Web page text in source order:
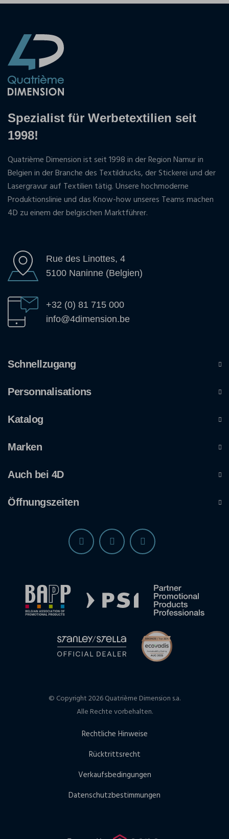
Spezialist für Werbetextilien seit
1998!
Quatrième Dimension ist seit 1998 in der Region Namur in
Belgien in der Branche des Textildrucks, der Stickerei und der
Lasergravur auf Textilien tätig. Unsere hochmoderne
Produktionslinie und das Know-how unseres Teams machen
4D zu einem der belgischen Marktführer.
Rue des Linottes, 4
5100 Naninne (Belgien)
+32 (0) 81 715 000
info@4dimension.be
Schnellzugang
Personnalisations
Katalog
Marken
Auch bei 4D
Öffnungszeiten
© Copyright 2026 Quatrième Dimension s.a.
Alle Rechte vorbehalten.
Rechtliche Hinweise
Rücktrittsrecht
Verkaufsbedingungen
Datenschutzbestimmungen